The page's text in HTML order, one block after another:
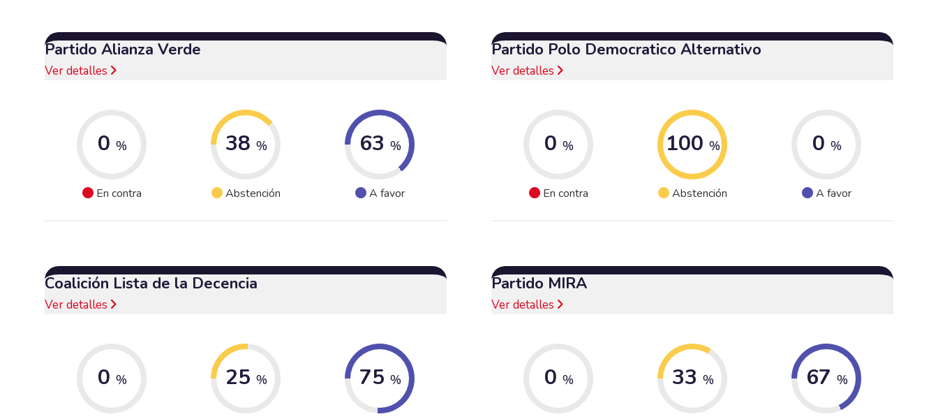
Partido Alianza Verde
Ver detalles
0 %
En contra
38 %
Abstención
63 %
A favor
Partido Polo Democratico Alternativo
Ver detalles
0 %
En contra
100 %
Abstención
0 %
A favor
Coalición Lista de la Decencia
Ver detalles
0 % 25 % 75 %
Partido MIRA
Ver detalles
0 % 33 % 67 %